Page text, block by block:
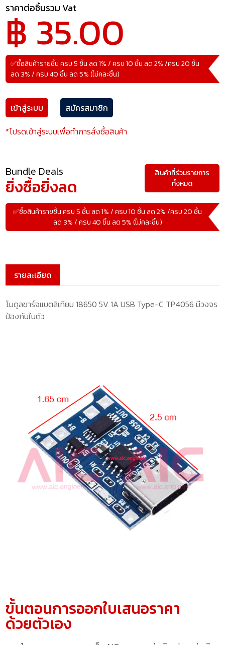
ราคาต่อชิ้นรวม Vat
฿ 35.00
✅ซื้อสินค้ารายชิ้น ครบ 5 ชิ้น ลด 1% / ครบ 10 ชิ้น ลด 2% /ครบ 20 ชิ้น
ลด 3% / ครบ 40 ชิ้น ลด 5% (ไม่คละชิ้น)
เข้าสู่ระบบ
สมัครสมาชิก
*โปรดเข้าสู่ระบบเพื่อทำการสั่งซื้อสินค้า
Bundle Deals
ยิ่งซื้อยิ่งลด
✅ซื้อสินค้ารายชิ้น ครบ 5 ชิ้น ลด 1% / ครบ 10 ชิ้น ลด 2% /ครบ 20 ชิ้น
ลด 3% / ครบ 40 ชิ้น ลด 5% (ไม่คละชิ้น)
สินค้าที่ร่วมรายการ
ทั้งหมด
รายละเอียด
โมดูลชาร์จแบตลิเทียม 18650 5V 1A USB Type-C TP4056 มีวงจร
ป้องกันในตัว
ขั้นตอนการออกใบเสนอราคา
ด้วยตัวเอง